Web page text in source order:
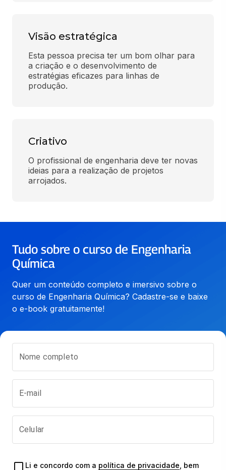
Visão estratégica
Esta pessoa precisa ter um bom olhar para
a criação e o desenvolvimento de
estratégias eficazes para linhas de
produção.
Criativo
O profissional de engenharia deve ter novas
ideias para a realização de projetos
arrojados.
Tudo sobre o curso de Engenharia
Química
Quer um conteúdo completo e imersivo sobre o
curso de Engenharia Química? Cadastre-se e baixe
o e-book gratuitamente!
Nome completo
E-mail
Celular
Li e concordo com a política de privacidade , bem